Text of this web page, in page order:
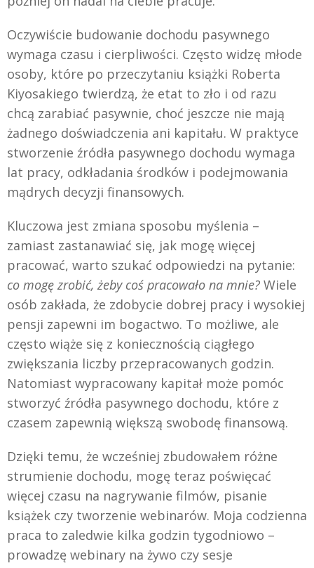
Oczywiście budowanie dochodu pasywnego
wymaga czasu i cierpliwości. Często widzę młode
osoby, które po przeczytaniu książki Roberta
Kiyosakiego twierdzą, że etat to zło i od razu
chcą zarabiać pasywnie, choć jeszcze nie mają
żadnego doświadczenia ani kapitału. W praktyce
stworzenie źródła pasywnego dochodu wymaga
lat pracy, odkładania środków i podejmowania
mądrych decyzji finansowych.
Kluczowa jest zmiana sposobu myślenia –
zamiast zastanawiać się, jak mogę więcej
pracować, warto szukać odpowiedzi na pytanie:
co mogę zrobić, żeby coś pracowało na mnie? Wiele
osób zakłada, że zdobycie dobrej pracy i wysokiej
pensji zapewni im bogactwo. To możliwe, ale
często wiąże się z koniecznością ciągłego
zwiększania liczby przepracowanych godzin.
Natomiast wypracowany kapitał może pomóc
stworzyć źródła pasywnego dochodu, które z
czasem zapewnią większą swobodę finansową.
Dzięki temu, że wcześniej zbudowałem różne
strumienie dochodu, mogę teraz poświęcać
więcej czasu na nagrywanie filmów, pisanie
książek czy tworzenie webinarów. Moja codzienna
praca to zaledwie kilka godzin tygodniowo –
prowadzę webinary na żywo czy sesje